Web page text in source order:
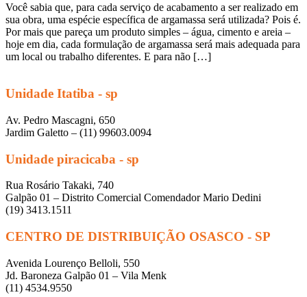
Você sabia que, para cada serviço de acabamento a ser realizado em
sua obra, uma espécie específica de argamassa será utilizada? Pois é.
Por mais que pareça um produto simples – água, cimento e areia –
hoje em dia, cada formulação de argamassa será mais adequada para
um local ou trabalho diferentes. E para não […]
Unidade Itatiba - sp
Av. Pedro Mascagni, 650
Jardim Galetto – (11) 99603.0094
Unidade piracicaba - sp
Rua Rosário Takaki, 740
Galpão 01 – Distrito Comercial Comendador Mario Dedini
(19) 3413.1511
CENTRO DE DISTRIBUIÇÃO OSASCO - SP
Avenida Lourenço Belloli, 550
Jd. Baroneza Galpão 01 – Vila Menk
(11) 4534.9550